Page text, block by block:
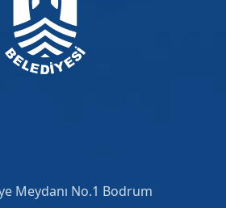
Meydanı No.1 Bodrum